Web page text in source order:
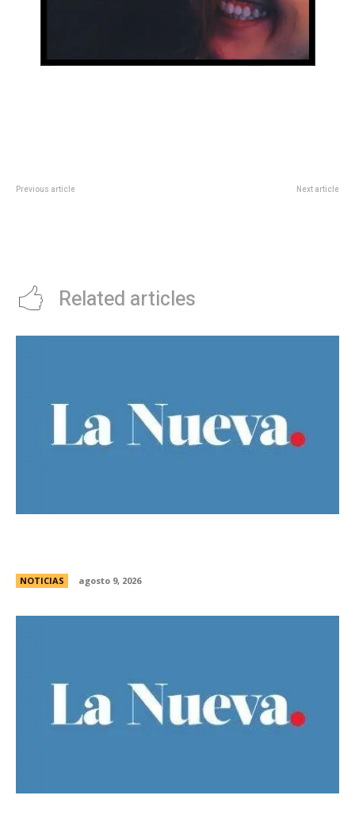
Previous article Next article
Related articles
NOTICIAS agosto 9, 2026